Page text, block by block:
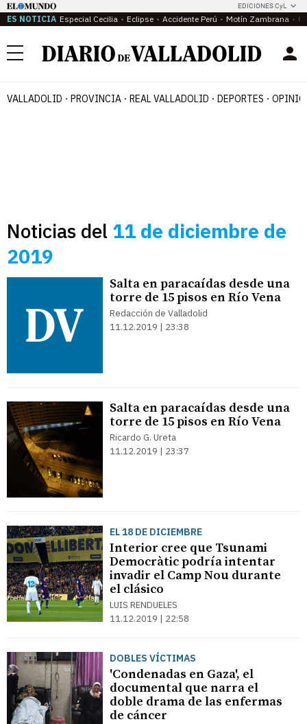
EDICIONES CyL
ES NOTICIA Especial Cecilia Eclipse Accidente Perú Motín Zambrana
Menú
VALLADOLID PROVINCIA REAL VALLADOLID DEPORTES
Noticias del 11 de diciembre de
2019
Salta en paracaídas desde una
torre de 15 pisos en Río Vena
Redacción de Valladolid
11.12.2019 | 23:38
Salta en paracaídas desde una
torre de 15 pisos en Río Vena
Ricardo G. Ureta
11.12.2019 | 23:37
EL 18 DE DICIEMBRE
Interior cree que Tsunami
Democràtic podría intentar
invadir el Camp Nou durante
el clásico
LUIS RENDUELES
11.12.2019 | 22:58
DOBLES VÍCTIMAS
'Condenadas en Gaza', el
documental que narra el
doble drama de las enfermas
de cáncer